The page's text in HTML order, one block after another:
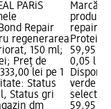
PARiS
Repair
regenerarea
150 ml;
Preț de
lei pe 1
Status
Status gri
dm
Marcă:
repair &
Protein
59,95
0,05 l
verde
59,95 lei